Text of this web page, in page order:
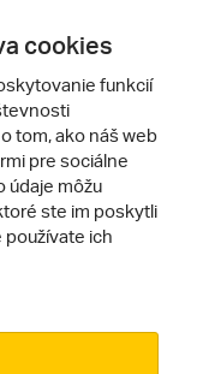
cookies
verzia webu
cookies
funkcií
tom, ako náš web
pre sociálne
údaje môžu
ste im poskytli
používate ich